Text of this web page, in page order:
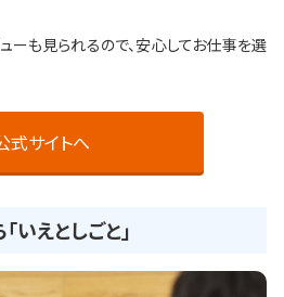
ーも見られるので、安心してお仕事を選
式サイトへ
いえとしごと」